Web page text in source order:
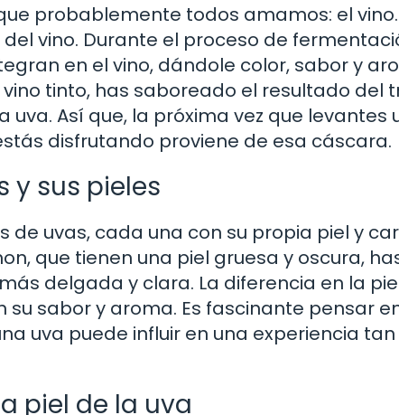
probablemente todos amamos: el vino.
vino. Durante el proceso de
en el vino, dándole color, sabor y
tinto, has saboreado el resultado del
uva. Así que, la próxima vez que levantes
disfrutando proviene de esa cáscara.
y sus pieles
de uvas, cada una con su propia piel y
que tienen una piel gruesa y oscura,
delgada y clara. La diferencia en la
su sabor y aroma. Es fascinante pensar
uva puede influir en una experiencia
piel de la uva